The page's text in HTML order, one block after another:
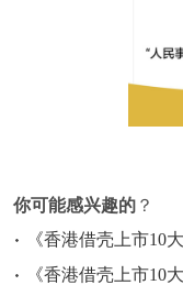
你可能感兴趣的 ？
《香港借壳上市10
《香港借壳上市10